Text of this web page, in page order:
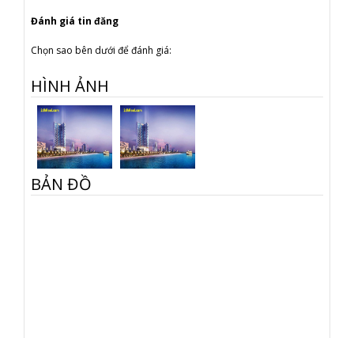
Đánh giá tin đăng
Chọn sao bên dưới để đánh giá:
HÌNH ẢNH
BẢN ĐỒ